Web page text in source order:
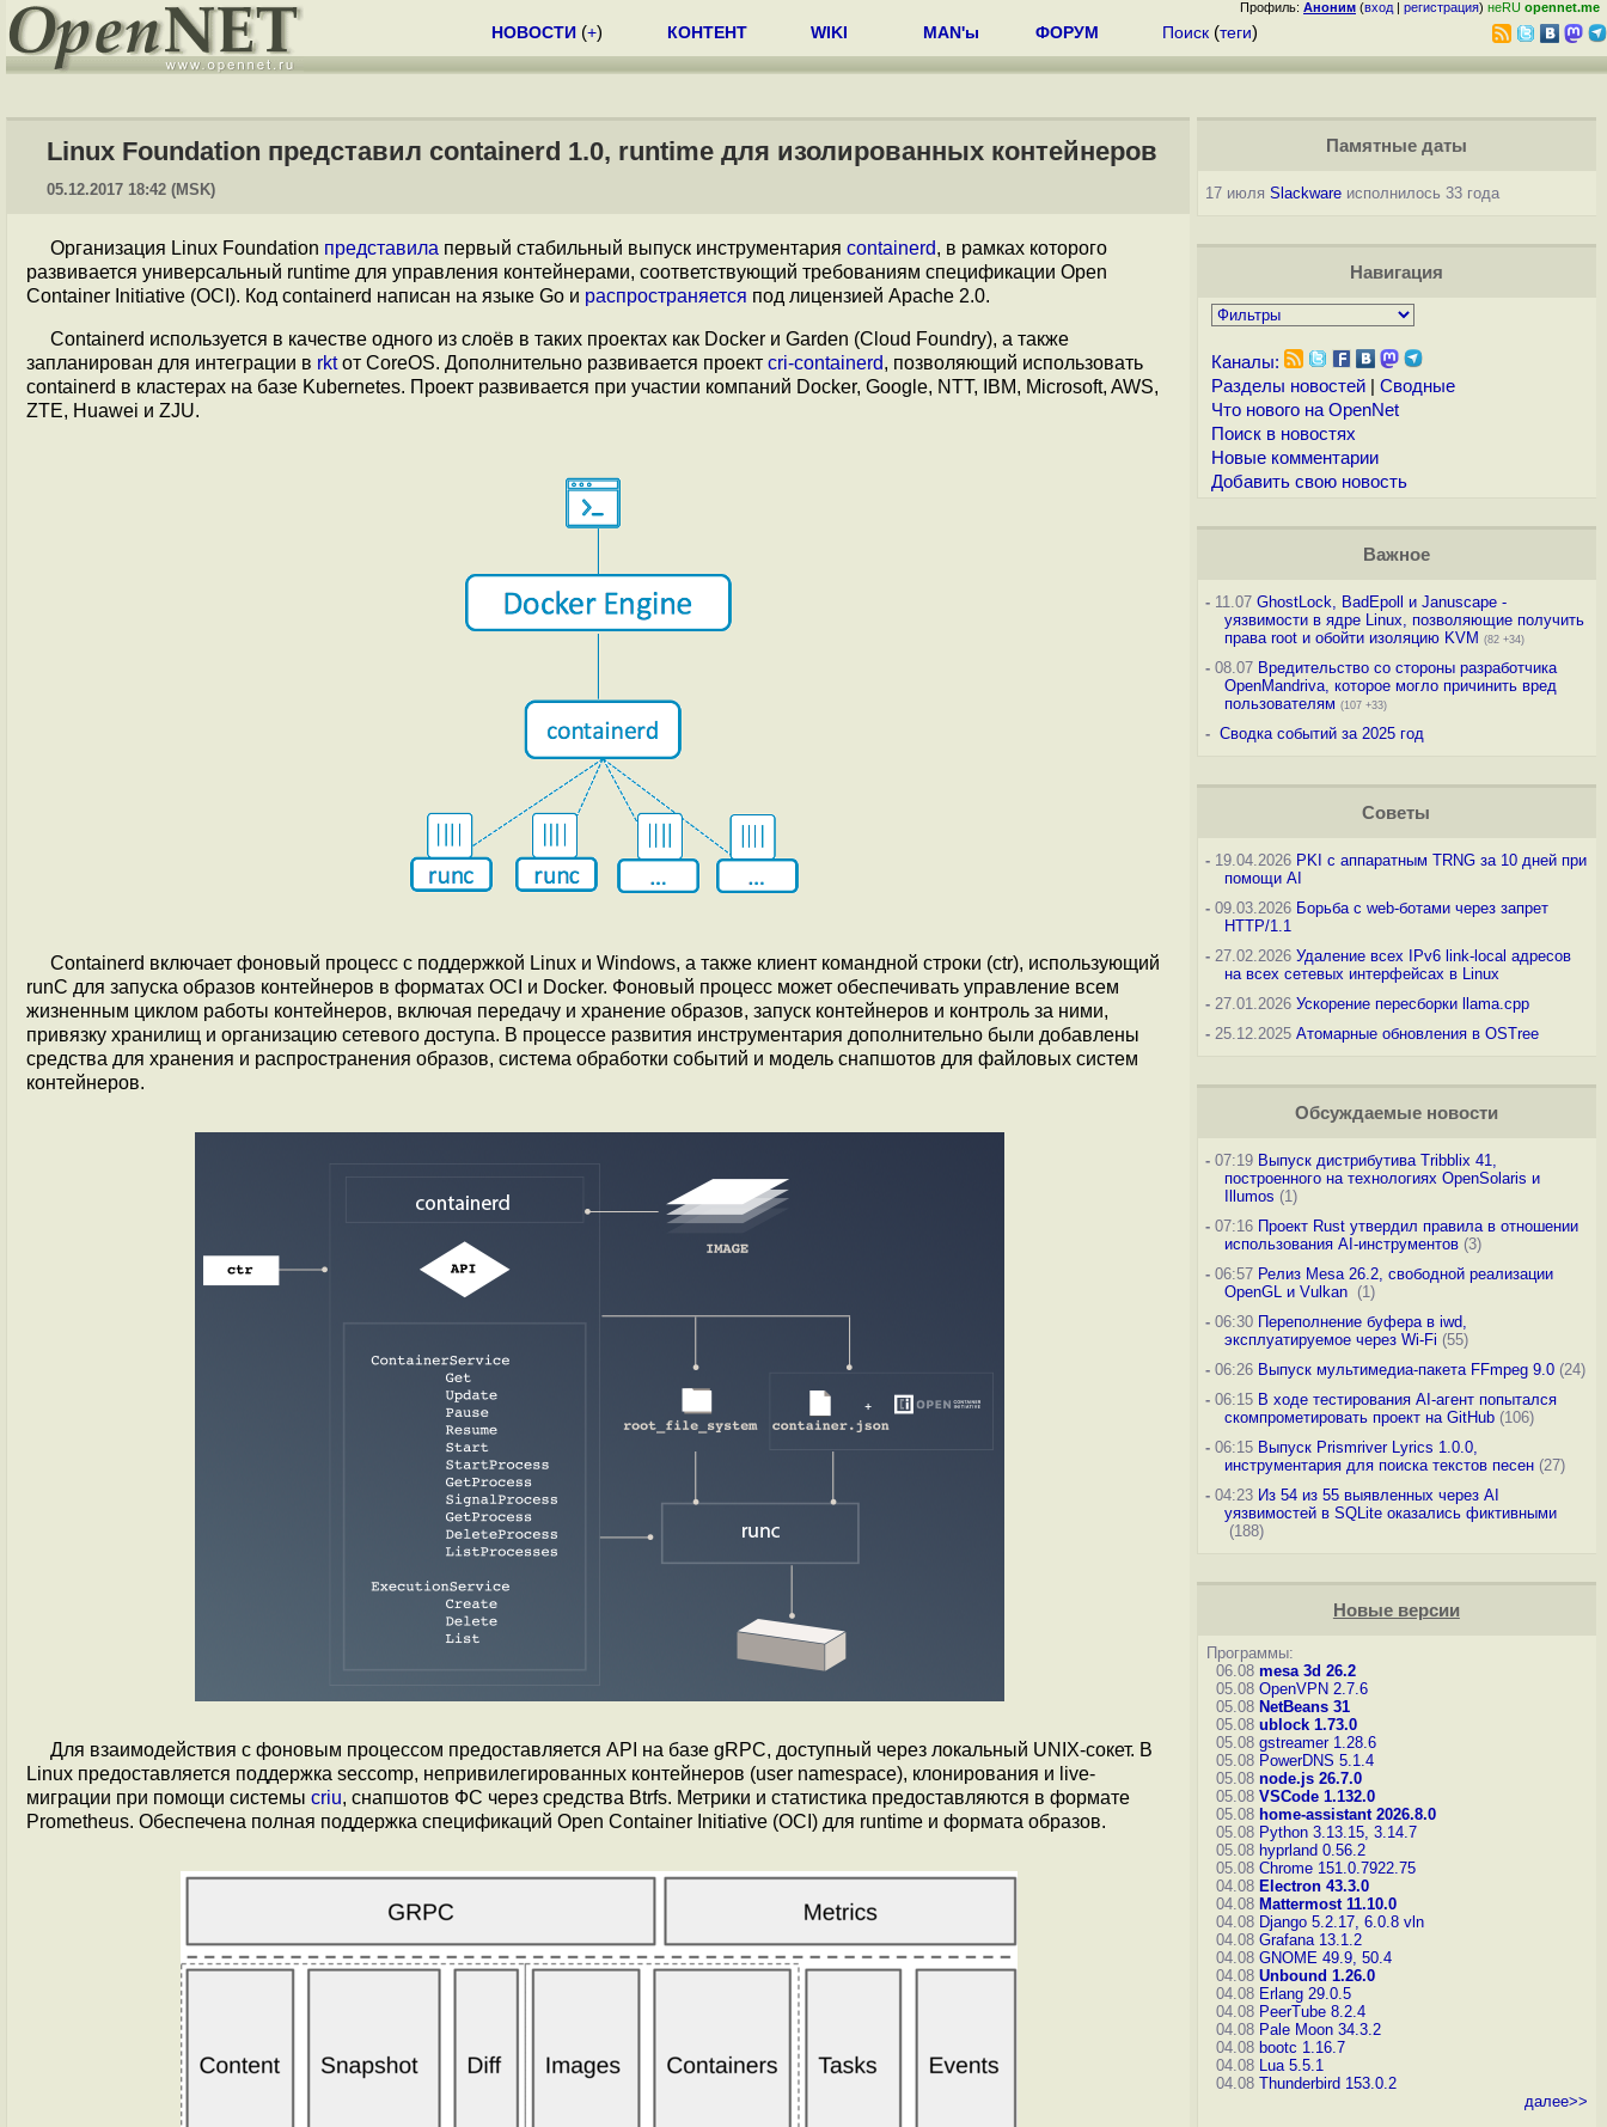
Профиль: Аноним (вход | регистрация) неRU opennet.me
НОВОСТИ (+) КОНТЕНТ WIKI MAN'ы ФОРУМ Поиск (теги)
Linux Foundation представил containerd 1.0, runtime для изолированных контейнеров
05.12.2017 18:42 (MSK)
Организация Linux Foundation представила первый стабильный выпуск инструментария containerd, в рамках которого
развивается универсальный runtime для управления контейнерами, соответствующий требованиям спецификации Open
Container Initiative (OCI). Код containerd написан на языке Go и распространяется под лицензией Apache 2.0.
Containerd используется в качестве одного из слоёв в таких проектах как Docker и Garden (Cloud Foundry), а также
запланирован для интеграции в rktот CoreOS. Дополнительно развивается проект cri-containerd, позволяющий использовать
containerd в кластерах на базе Kubernetes. Проект развивается при участии компаний Docker, Google, NTT, IBM, Microsoft, AWS,
ZTE, Huawei и ZJU.
Containerd включает фоновый процесс с поддержкой Linux и Windows, а также клиент командной строки (ctr), использующий
runC для запуска образов контейнеров в форматах OCI и Docker. Фоновый процесс может обеспечивать управление всем
жизненным циклом работы контейнеров, включая передачу и хранение образов, запуск контейнеров и контроль за ними,
привязку хранилищ и организацию сетевого доступа. В процессе развития инструментария дополнительно были добавлены
средства для хранения и распространения образов, система обработки событий и модель снапшотов для файловых систем
контейнеров.
Для взаимодействия с фоновым процессом предоставляется API на базе gRPC, доступный через локальный UNIX-сокет. В
Linux предоставляется поддержка seccomp, непривилегированных контейнеров (user namespace), клонирования и live-
миграции при помощи системы criu, снапшотов ФС через средства Btrfs. Метрики и статистика предоставляются в формате
Prometheus. Обеспечена полная поддержка спецификаций Open Container Initiative (OCI) для runtime и формата образов.
Памятные даты
17 июля Slackwareисполнилось 33 года
Навигация
Каналы:
Разделы новостей| Сводные
Что нового на OpenNet
Поиск в новостях
Новые комментарии
Добавить свою новость
Важное
-11.07 GhostLock, BadEpoll и Januscape -
уязвимости в ядре Linux, позволяющие получить
права root и обойти изоляцию KVM (82 +34)
-08.07 Вредительство со стороны разработчика
OpenMandriva, которое могло причинить вред
пользователям (107 +33)
- Сводка событий за 2025 год
Советы
-19.04.2026 PKI с аппаратным TRNG за 10 дней при
помощи AI
-09.03.2026 Борьба с web-ботами через запрет
HTTP/1.1
-27.02.2026 Удаление всех IPv6 link-local адресов
на всех сетевых интерфейсах в Linux
-27.01.2026 Ускорение пересборки llama.cpp
-25.12.2025 Атомарные обновления в OSTree
Обсуждаемые новости
-07:19 Выпуск дистрибутива Tribblix 41,
построенного на технологиях OpenSolaris и
Illumos (1)
-07:16 Проект Rust утвердил правила в отношении
использования AI-инструментов(3)
-06:57 Релиз Mesa 26.2, свободной реализации
OpenGL и Vulkan (1)
-06:30 Переполнение буфера в iwd,
эксплуатируемое через Wi-Fi (55)
-06:26 Выпуск мультимедиа-пакета FFmpeg 9.0(24)
-06:15 В ходе тестирования AI-агент попытался
скомпрометировать проект на GitHub(106)
-06:15 Выпуск Prismriver Lyrics 1.0.0,
инструментария для поиска текстов песен(27)
-04:23 Из 54 из 55 выявленных через AI
уязвимостей в SQLite оказались фиктивными
(188)
Новые версии
Программы:
06.08 mesa 3d 26.2
05.08 OpenVPN 2.7.6
05.08 NetBeans 31
05.08 ublock 1.73.0
05.08 gstreamer 1.28.6
05.08 PowerDNS 5.1.4
05.08 node.js 26.7.0
05.08 VSCode 1.132.0
05.08 home-assistant 2026.8.0
05.08 Python 3.13.15, 3.14.7
05.08 hyprland 0.56.2
05.08 Chrome 151.0.7922.75
04.08 Electron 43.3.0
04.08 Mattermost 11.10.0
04.08 Django 5.2.17, 6.0.8 vln
04.08 Grafana 13.1.2
04.08 GNOME 49.9, 50.4
04.08 Unbound 1.26.0
04.08 Erlang 29.0.5
04.08 PeerTube 8.2.4
04.08 Pale Moon 34.3.2
04.08 bootc 1.16.7
04.08 Lua 5.5.1
04.08 Thunderbird 153.0.2
далее>>